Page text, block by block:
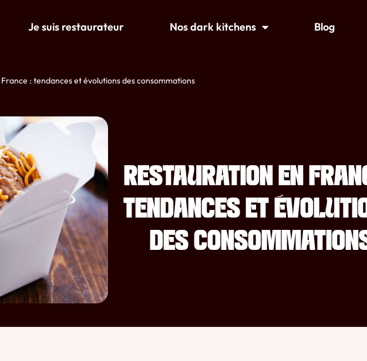
Je suis restaurateur Nos dark kitchens Blog
: tendances et évolutions des consommations
RESTAURATION EN
TENDANCES ET
DES